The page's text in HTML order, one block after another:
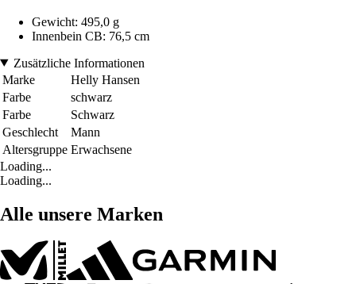
Gewicht: 495,0 g
Innenbein CB: 76,5 cm
Zusätzliche Informationen
Marke
Helly Hansen
Farbe
schwarz
Farbe
Schwarz
Geschlecht
Mann
Altersgruppe Erwachsene
Loading...
Loading...
Alle unsere Marken